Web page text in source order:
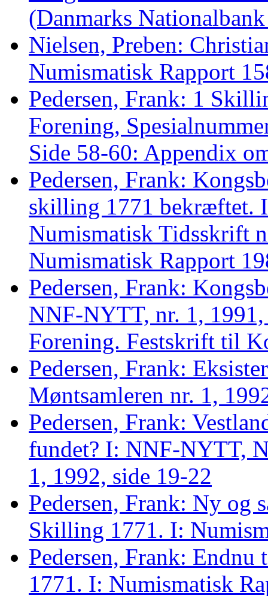
(Danmarks
Nielsen, Preben:
Numismatisk Rapport
Pedersen, Frank: 1
Forening,
Side 58-60: Appendix
Pedersen, Frank:
skilling 1771 bekræftet.
Numismatisk Tidsskrift
Numismatisk Rapport
Pedersen, Frank:
NNF-NYTT, nr. 1,
Forening. Festskrift til
Pedersen, Frank:
Møntsamleren nr. 1,
Pedersen, Frank:
fundet? I: NNF-NYTT,
1, 1992, side 19-22
Pedersen, Frank: Ny og
Skilling 1771. I:
Pedersen, Frank:
1771. I: Numismatisk